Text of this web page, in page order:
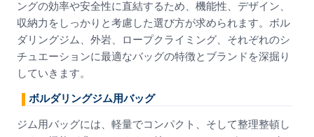
ングの効率や安全性に直結するため、機能性、デザイン、
収納力をしっかりと考慮した選び方が求められます。ボル
ダリングジム、外岩、ロープクライミング、それぞれのシ
チュエーションに最適なバッグの特徴とブランドを深掘り
していきます。
ボルダリングジム用バッグ
ジム用バッグには、軽量でコンパクト、そして整理整頓し